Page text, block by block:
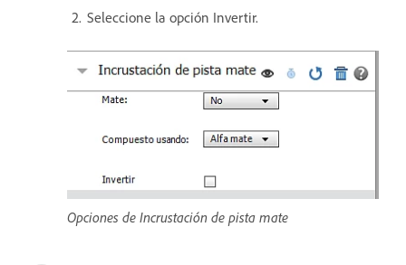
Seleccione la opción Invertir.
Opciones de Incrustación de pista mate